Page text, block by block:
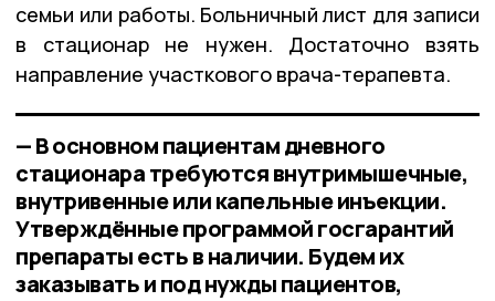
семьи или работы. Больничный лист для записи
в стационар не нужен. Достаточно взять
направление участкового врача-терапевта.
— В основном пациентам дневного
стационара требуются внутримышечные,
внутривенные или капельные инъекции.
Утверждённые программой госгарантий
препараты есть в наличии. Будем их
заказывать и под нужды пациентов,